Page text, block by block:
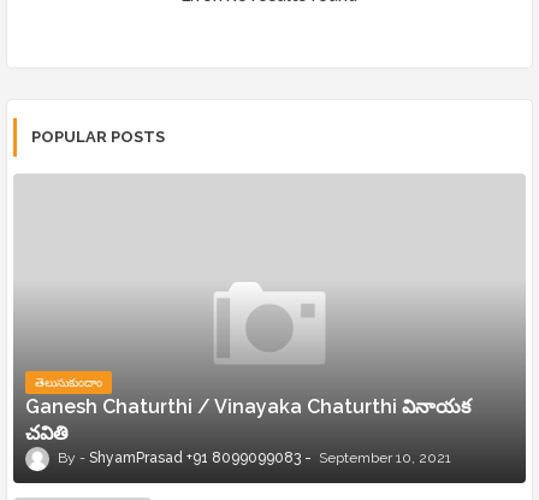
POPULAR POSTS
తెలుసుకుందాం
Ganesh Chaturthi / Vinayaka Chaturthi వినాయక
చవితి
ShyamPrasad +91 8099099083 September 10, 2021